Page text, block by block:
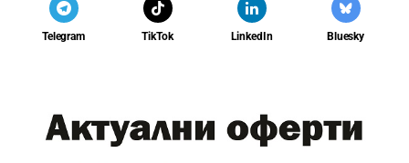
Telegram TikTok LinkedIn Bluesky